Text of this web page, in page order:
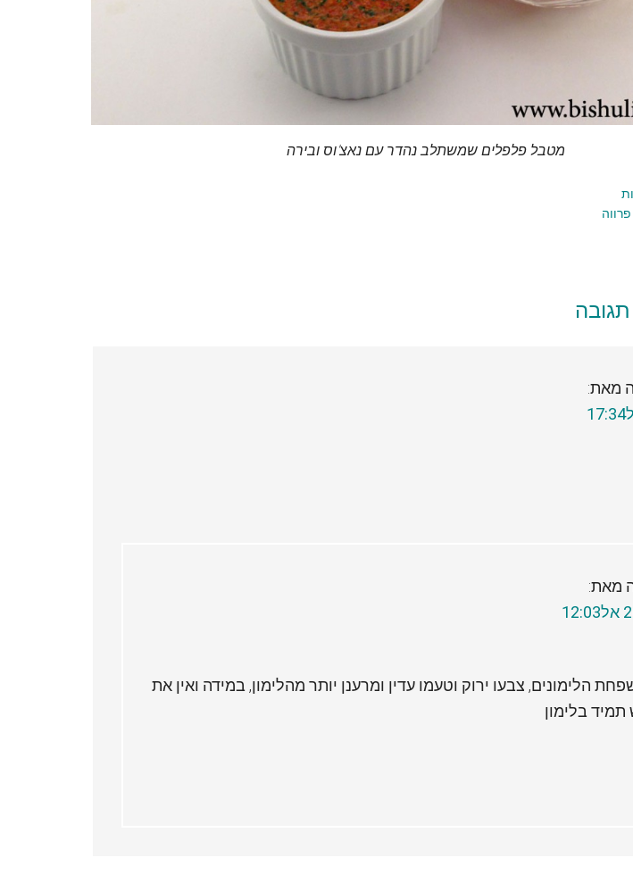
מטבל פלפלים שמשתלב נהדר עם נאצ'וס ובירה
פרווה
מאת:
מאת:
הלימונים, צבעו ירוק וטעמו עדין ומרענן יותר מהלימון, במידה ואין את
בלימון